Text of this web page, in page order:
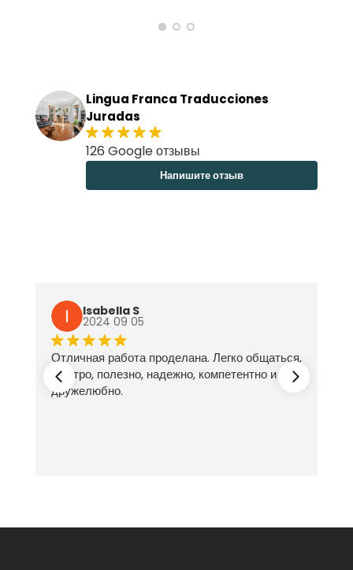
Lingua Franca Traducciones
Juradas
126 Google отзывы
Напишите отзыв
Isabella S
2024 09 05
Отличная работа проделана. Легко общаться,
быстро, полезно, надежно, компетентно и
дружелюбно.